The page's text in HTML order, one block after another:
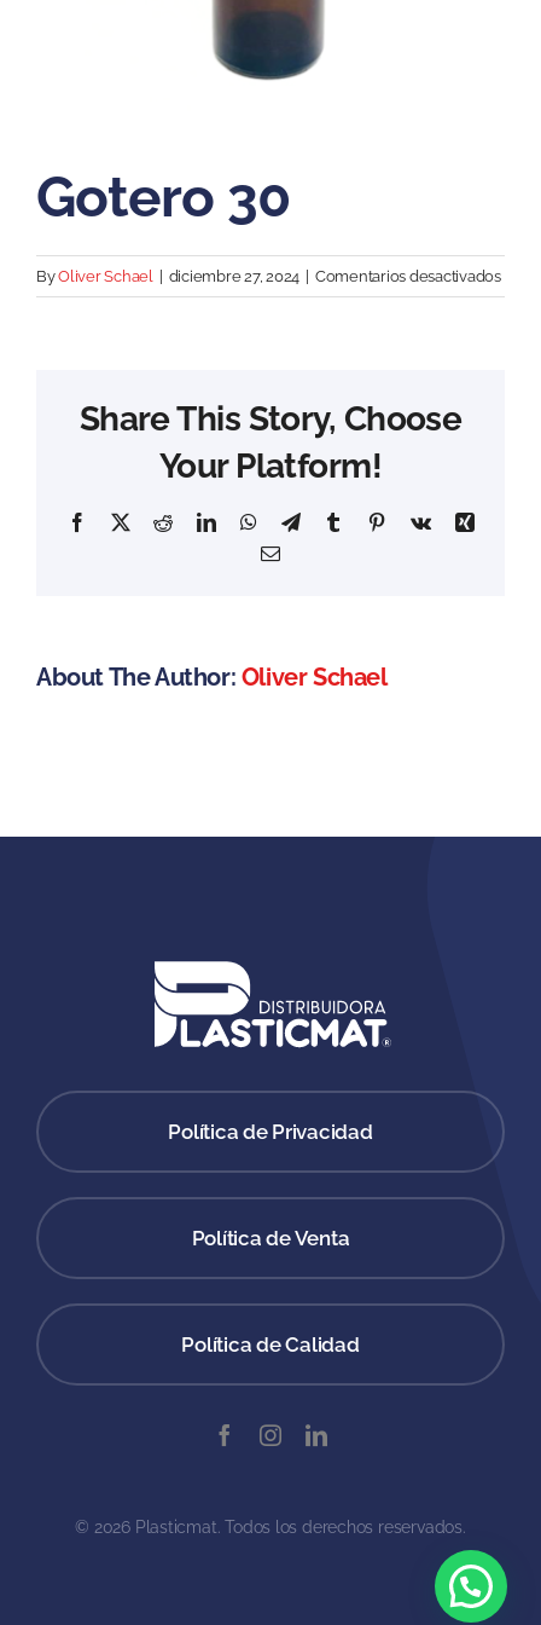
Gotero 30
ByOliver Schael diciembre 27, 2024 Comentarios desactivadosen
Share This Story, Choose
Your Platform!
Facebook
X RedditLinkedInWhatsApp
TelegramTumblrPinterestVk
Xing
Email
About The Author: Oliver Schael
Política de Privacidad
Política de Venta
Política de Calidad
© 2026 Plasticmat. Todos los derechos reservados.